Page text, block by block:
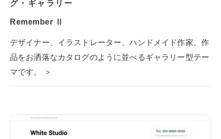
グ・ギャラリー
Remember Ⅱ
デザイナー、イラストレーター、ハンドメイド作家。作
品をお洒落なカタログのように並べるギャラリー型テー
マです。 ＞